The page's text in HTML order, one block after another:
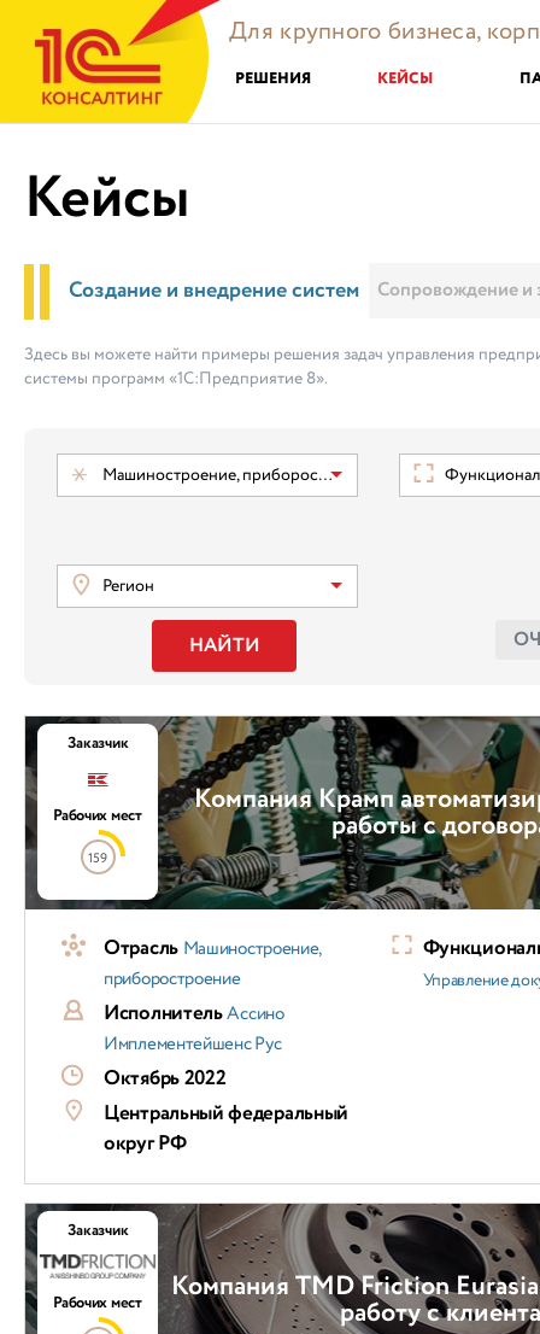
Для крупного бизнеса,
РЕШЕНИЯ КЕЙСЫ
Кейсы
Создание и внедрение систем Сопровождение и
Здесь вы можете найти примеры решения задач управления
системы программ «1С:Предприятие 8».
Машиностроение, приборостроение
Регион
НАЙТИ
Компания Крамп
работы с
Заказчик
Рабочих мест
159
Отрасль Машиностроение,
приборостроение
ИсполнительАссино
Имплементейшенс Рус
Октябрь 2022
Центральный федеральный
округ РФ
Управление
Компания TMD Friction
работу с
Заказчик
Рабочих мест